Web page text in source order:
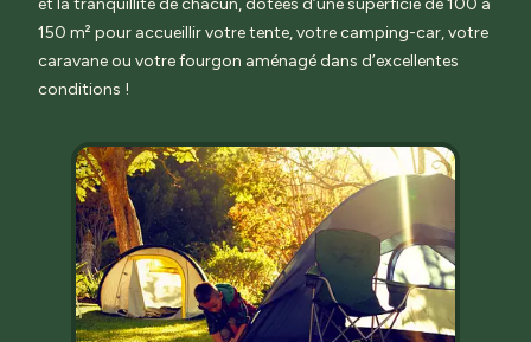
et la tranquillité de chacun, dotées d’une superficie de 100 à
150 m² pour accueillir votre tente, votre camping-car, votre
caravane ou votre fourgon aménagé dans d’excellentes
conditions !